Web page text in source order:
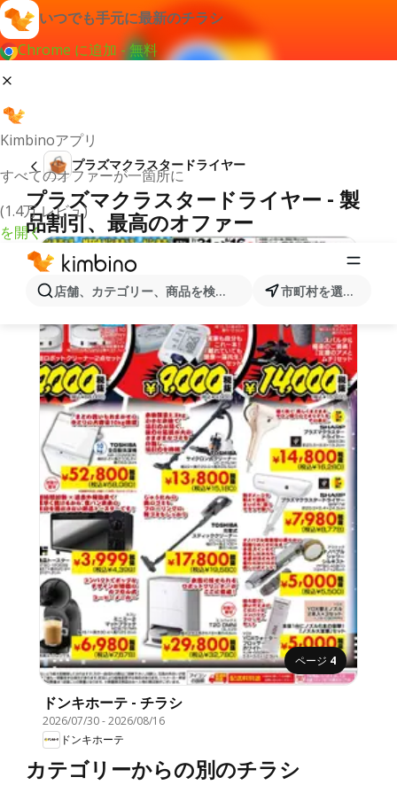
いつでも手元に最新のチラシ
Chrome に追加 - 無料
Kimbinoアプリ
すべてのオファーが一箇所に
(1.4万 レビュ)
を開く
店舗、カテゴリー、商品を検索... 市町村を選択します
プラズマクラスタードライヤー
プラズマクラスタードライヤー - 製
品割引、最高のオファー
ページ 4
ドンキホーテ - チラシ
2026/07/30-2026/08/16
ドンキホーテ
カテゴリーからの別のチラシ